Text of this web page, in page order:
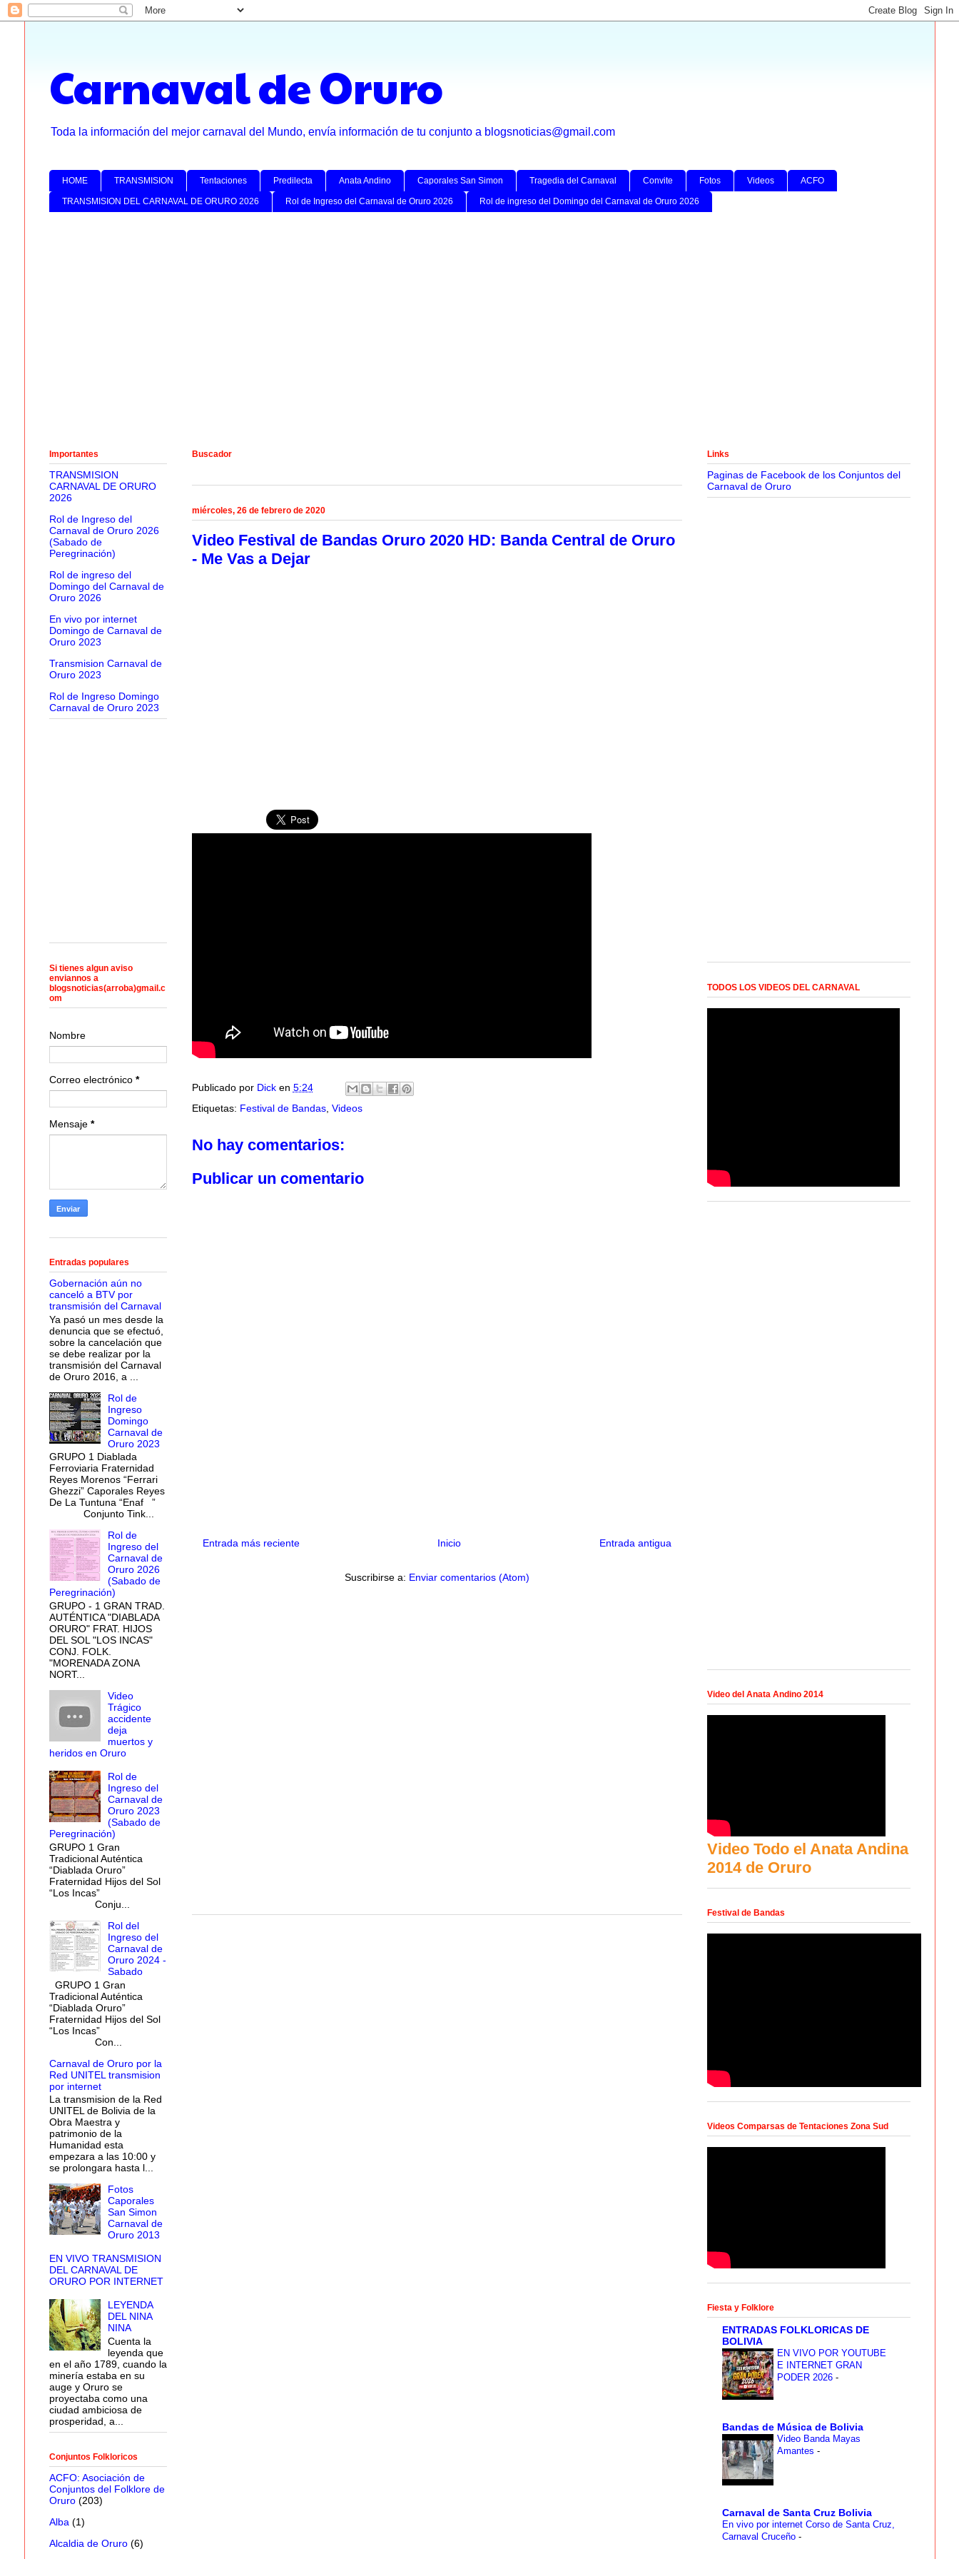
Carnaval de Oruro
Toda la información del mejor carnaval del Mundo, envía información de tu conjunto a blogsnoticias@gmail.com
HOME TRANSMISION Tentaciones Predilecta Anata Andino Caporales San Simon Tragedia del Carnaval Convite Fotos Videos ACFO
TRANSMISION DEL CARNAVAL DE ORURO 2026 Rol de Ingreso del Carnaval de Oruro 2026 Rol de ingreso del Domingo del Carnaval de Oruro 2026
Buscador
miércoles, 26 de febrero de 2020
Video Festival de Bandas Oruro 2020 HD: Banda Central de Oruro
- Me Vas a Dejar
Publicado por Dick en 5:24
Etiquetas: Festival de Bandas, Videos
No hay comentarios:
Publicar un comentario
Entrada más reciente Entrada antigua
Inicio
Suscribirse a: Enviar comentarios (Atom)
Importantes
TRANSMISION
CARNAVAL DE ORURO
2026
Rol de Ingreso del
Carnaval de Oruro 2026
(Sabado de
Peregrinación)
Rol de ingreso del
Domingo del Carnaval de
Oruro 2026
En vivo por internet
Domingo de Carnaval de
Oruro 2023
Transmision Carnaval de
Oruro 2023
Rol de Ingreso Domingo
Carnaval de Oruro 2023
Si tienes algun aviso
enviannos a
blogsnoticias(arroba)gmail.c
om
Nombre
Correo electrónico *
Mensaje *
Entradas populares
Gobernación aún no
canceló a BTV por
transmisión del Carnaval
Ya pasó un mes desde la
denuncia que se efectuó,
sobre la cancelación que
se debe realizar por la
transmisión del Carnaval
de Oruro 2016, a ...
Rol de
Ingreso
Domingo
Carnaval de
Oruro 2023
GRUPO 1 Diablada
Ferroviaria Fraternidad
Reyes Morenos “Ferrari
Ghezzi” Caporales Reyes
De La Tuntuna “Enaf ”
Conjunto Tink...
Rol de
Ingreso del
Carnaval de
Oruro 2026
(Sabado de
Peregrinación)
GRUPO - 1 GRAN TRAD.
AUTÉNTICA "DIABLADA
ORURO" FRAT. HIJOS
DEL SOL "LOS INCAS"
CONJ. FOLK.
"MORENADA ZONA
NORT...
Video
Trágico
accidente
deja
muertos y
heridos en Oruro
Rol de
Ingreso del
Carnaval de
Oruro 2023
(Sabado de
Peregrinación)
GRUPO 1 Gran
Tradicional Auténtica
“Diablada Oruro”
Fraternidad Hijos del Sol
“Los Incas”
Conju...
Rol del
Ingreso del
Carnaval de
Oruro 2024 -
Sabado
GRUPO 1 Gran
Tradicional Auténtica
“Diablada Oruro”
Fraternidad Hijos del Sol
“Los Incas”
Con...
Carnaval de Oruro por la
Red UNITEL transmision
por internet
La transmision de la Red
UNITEL de Bolivia de la
Obra Maestra y
patrimonio de la
Humanidad esta
empezara a las 10:00 y
se prolongara hasta l...
Fotos
Caporales
San Simon
Carnaval de
Oruro 2013
EN VIVO TRANSMISION
DEL CARNAVAL DE
ORURO POR INTERNET
LEYENDA
DEL NINA
NINA
Cuenta la
leyenda que
en el año 1789, cuando la
minería estaba en su
auge y Oruro se
proyectaba como una
ciudad ambiciosa de
prosperidad, a...
Conjuntos Folkloricos
ACFO: Asociación de
Conjuntos del Folklore de
Oruro (203)
Alba (1)
Alcaldia de Oruro (6)
Links
Paginas de Facebook de los Conjuntos del
Carnaval de Oruro
TODOS LOS VIDEOS DEL CARNAVAL
Video del Anata Andino 2014
Video Todo el Anata Andina
2014 de Oruro
Festival de Bandas
Videos Comparsas de Tentaciones Zona Sud
Fiesta y Folklore
ENTRADAS FOLKLORICAS DE
BOLIVIA
EN VIVO POR YOUTUBE
E INTERNET GRAN
PODER 2026 -
Bandas de Música de Bolivia
Video Banda Mayas
Amantes -
Carnaval de Santa Cruz Bolivia
En vivo por internet Corso de Santa Cruz,
Carnaval Cruceño -